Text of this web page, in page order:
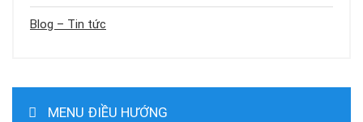
Blog – Tin tức
MENU ĐIỀU HƯỚNG